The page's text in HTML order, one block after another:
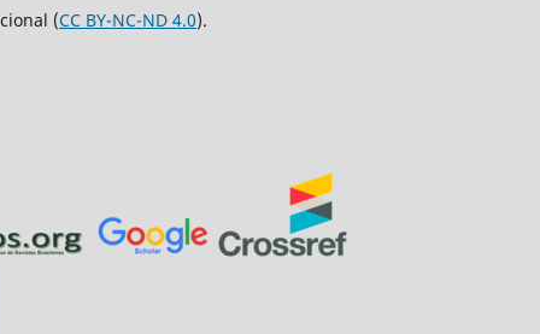
(CC BY-NC-ND 4.0).